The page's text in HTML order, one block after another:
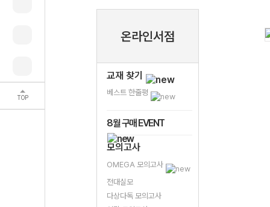
TOP
온라인서점
교재 찾기
베스트 한줄평
8월 구매 EVENT
모의고사
OMEGA 모의고사
전대실모
다상다독 모의고사